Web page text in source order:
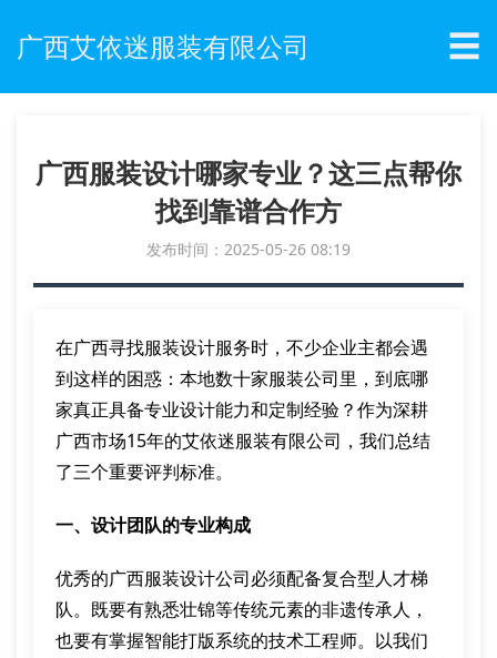
广西艾依迷服装有限公司 ☰
广西服装设计哪家专业？这三点帮你
找到靠谱合作方
发布时间：2025-05-26 08:19
在广西寻找服装设计服务时，不少企业主都会遇
到这样的困惑：本地数十家服装公司里，到底哪
家真正具备专业设计能力和定制经验？作为深耕
广西市场15年的艾依迷服装有限公司，我们总结
了三个重要评判标准。
一、设计团队的专业构成
优秀的广西服装设计公司必须配备复合型人才梯
队。既要有熟悉壮锦等传统元素的非遗传承人，
也要有掌握智能打版系统的技术工程师。以我们